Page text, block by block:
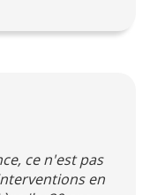
ce n'est pas
en